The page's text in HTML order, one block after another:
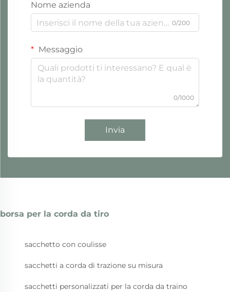
Nome azienda
0/200
Messaggio
0/1000
Invia
borsa per la corda da tiro
sacchetto con coulisse
sacchetti a corda di trazione su misura
sacchetti personalizzati per la corda da traino